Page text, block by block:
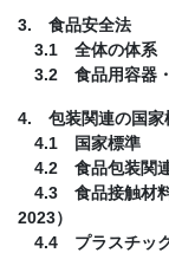
3. 食品安全法
3.1 全体の体系
3.2 食品用容器
4. 包装関連の国家
4.1 国家標準
4.2 食品包装関
4.3 食品接触材料
2023）
4.4 プラスチッ